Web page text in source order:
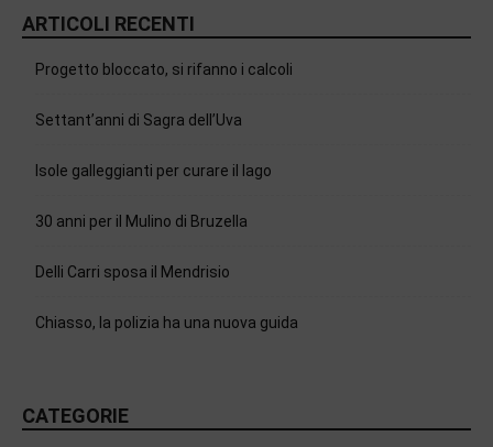
ARTICOLI RECENTI
Progetto bloccato, si rifanno i calcoli
Settant’anni di Sagra dell’Uva
Isole galleggianti per curare il lago
30 anni per il Mulino di Bruzella
Delli Carri sposa il Mendrisio
Chiasso, la polizia ha una nuova guida
CATEGORIE